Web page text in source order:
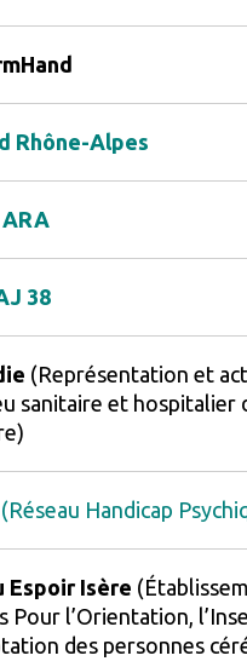
Rhône-Alpes
38
(Représentation et
sanitaire et hospitalier
(Réseau Handicap
Espoir Isère
Pour l’Orientation,
des personnes